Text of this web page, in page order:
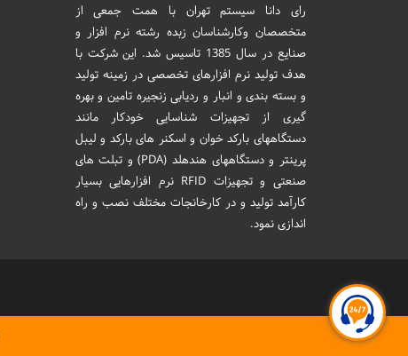
رای دانا سیستم تهران با همت جمعی از
متخصصان وکارشناسان زبده رشته نرم افزار و
صنایع در سال 1385 تاسیس شد. این شرکت با
هدف تولید نرم افزارهای تخصصی در زمینه تولید
و بسته بندی و انبار و ردیابی زنجیره تامین و بهره
گیری از تجهیزات شناسایی خودکار مانند
دستگاههای بارکد خوان و اسکنر های بارکد و لیبل
پرینتر و دستگاههای هندهلد (PDA) و تبلت های
صنعتی و تجهیزات RFID نرم افزارهایی بسیار
کارآمد تولید و در کارخانجات مختلف نصب و راه
اندازی نمود.